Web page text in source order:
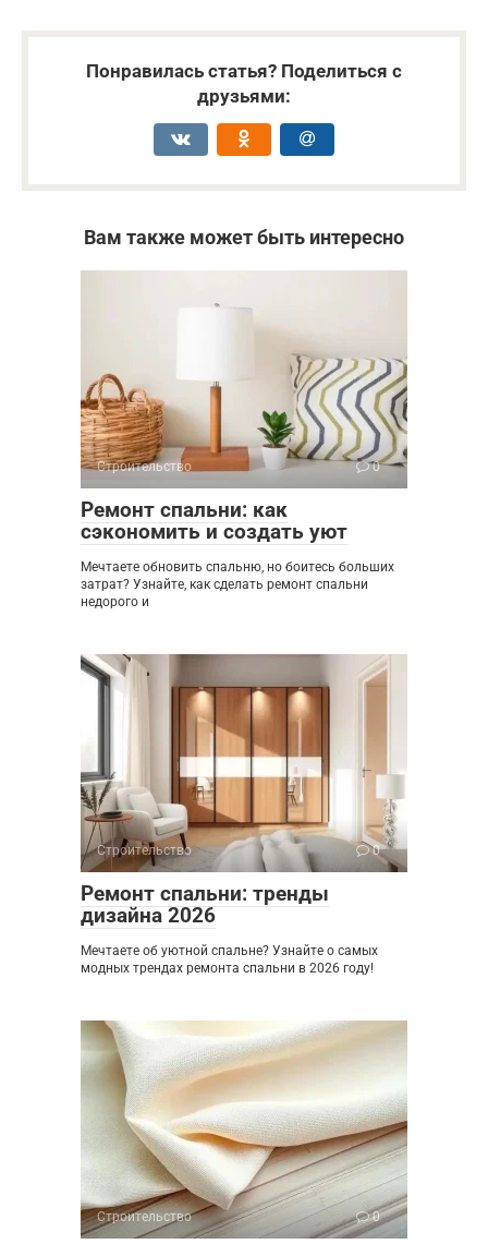
Понравилась статья? Поделиться с
друзьями:
Вам также может быть интересно
Строительство 0
Ремонт спальни: как
сэкономить и создать уют
Мечтаете обновить спальню, но боитесь больших
затрат? Узнайте, как сделать ремонт спальни
недорого и
Строительство 0
Ремонт спальни: тренды
дизайна 2026
Мечтаете об уютной спальне? Узнайте о самых
модных трендах ремонта спальни в 2026 году!
Строительство 0